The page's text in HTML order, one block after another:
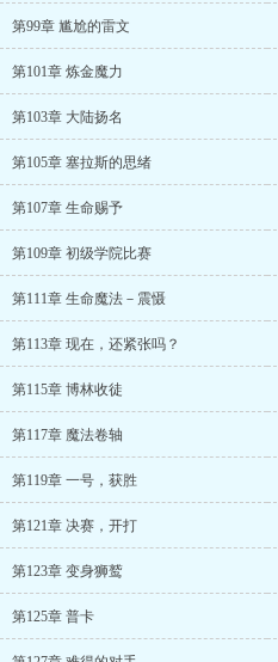
第99章 尴尬的雷文
第101章 炼金魔力
第103章 大陆扬名
第105章 塞拉斯的思绪
第107章 生命赐予
第109章 初级学院比赛
第111章 生命魔法－震慑
第113章 现在，还紧张吗？
第115章 博林收徒
第117章 魔法卷轴
第119章 一号，获胜
第121章 决赛，开打
第123章 变身狮鹫
第125章 普卡